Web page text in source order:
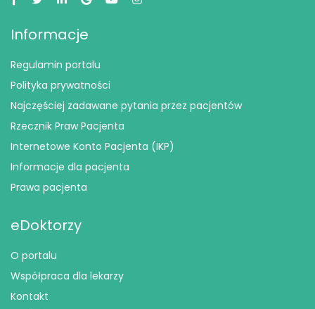
Informacje
Regulamin portalu
Polityka prywatności
Najczęściej zadawane pytania przez pacjentów
Rzecznik Praw Pacjenta
Internetowe Konto Pacjenta (IKP)
Informacje dla pacjenta
Prawa pacjenta
eDoktorzy
O portalu
Współpraca dla lekarzy
Kontakt